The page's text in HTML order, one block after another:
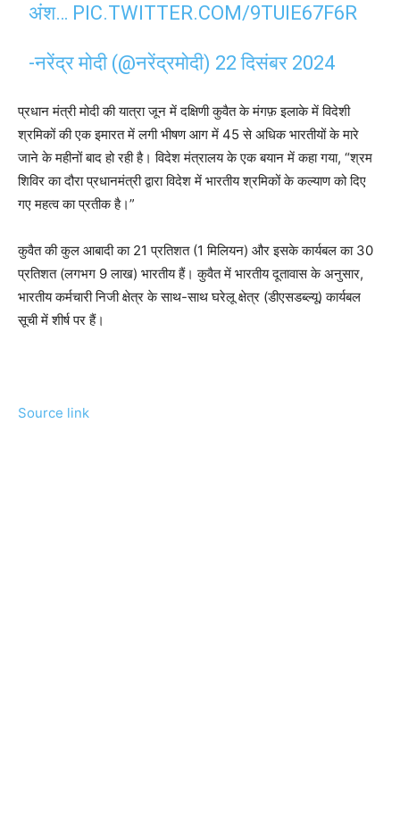
अंश… PIC.TWITTER.COM/9TUIE67F6R
-नरेंद्र मोदी (@नरेंद्रमोदी) 22 दिसंबर 2024
प्रधान मंत्री मोदी की यात्रा जून में दक्षिणी कुवैत के मंगफ़ इलाके में विदेशी
श्रमिकों की एक इमारत में लगी भीषण आग में 45 से अधिक भारतीयों के मारे
जाने के महीनों बाद हो रही है। विदेश मंत्रालय के एक बयान में कहा गया, “श्रम
शिविर का दौरा प्रधानमंत्री द्वारा विदेश में भारतीय श्रमिकों के कल्याण को दिए
गए महत्व का प्रतीक है।”
कुवैत की कुल आबादी का 21 प्रतिशत (1 मिलियन) और इसके कार्यबल का 30
प्रतिशत (लगभग 9 लाख) भारतीय हैं। कुवैत में भारतीय दूतावास के अनुसार,
भारतीय कर्मचारी निजी क्षेत्र के साथ-साथ घरेलू क्षेत्र (डीएसडब्ल्यू) कार्यबल
सूची में शीर्ष पर हैं।
Source link